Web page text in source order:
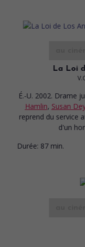
La Loi
É.-U. 2002. Drame
Hamlin, Susan
reprend du service
d'un
Durée: 87 min.